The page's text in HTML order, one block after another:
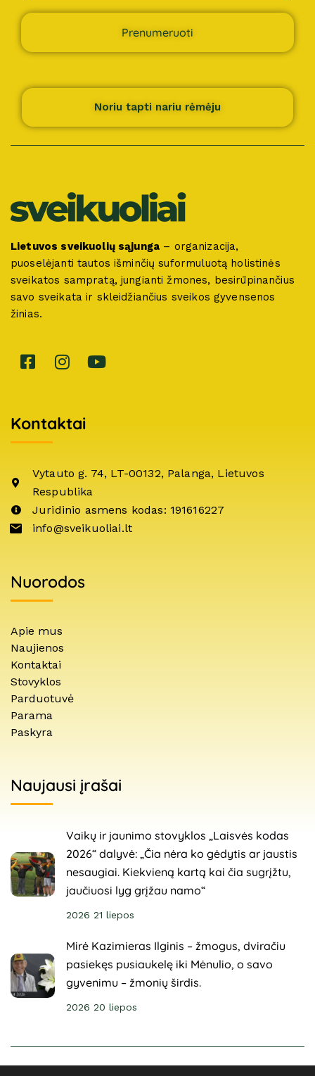
Prenumeruoti
Noriu tapti nariu rėmėju
Lietuvos sveikuolių sąjunga – organizacija,
puoselėjanti tautos išminčių suformuluotą holistinės
sveikatos sampratą, jungianti žmones, besirūpinančius
savo sveikata ir skleidžiančius sveikos gyvensenos
žinias.
Kontaktai
Vytauto g. 74, LT-00132, Palanga, Lietuvos
Respublika
Juridinio asmens kodas: 191616227
info@sveikuoliai.lt
Nuorodos
Apie mus
Naujienos
Kontaktai
Stovyklos
Parduotuvė
Parama
Paskyra
Naujausi įrašai
Vaikų ir jaunimo stovyklos „Laisvės kodas
2026“ dalyvė: „Čia nėra ko gėdytis ar jaustis
nesaugiai. Kiekvieną kartą kai čia sugrįžtu,
jaučiuosi lyg grįžau namo“
2026 21 liepos
Mirė Kazimieras Ilginis – žmogus, dviračiu
pasiekęs pusiaukelę iki Mėnulio, o savo
gyvenimu – žmonių širdis.
2026 20 liepos